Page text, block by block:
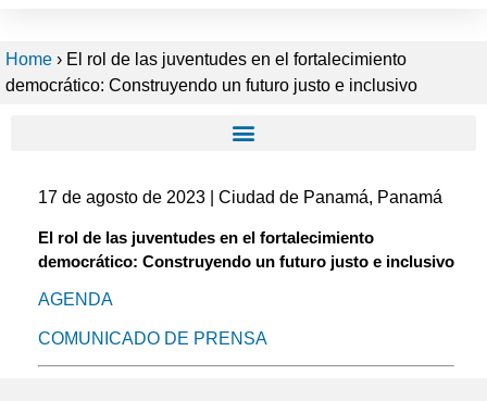
Home › El rol de las juventudes en el fortalecimiento
democrático: Construyendo un futuro justo e inclusivo
17 de agosto de 2023 | Ciudad de Panamá, Panamá
El rol de las juventudes en el fortalecimiento
democrático: Construyendo un futuro justo e inclusivo
AGENDA
COMUNICADO DE PRENSA